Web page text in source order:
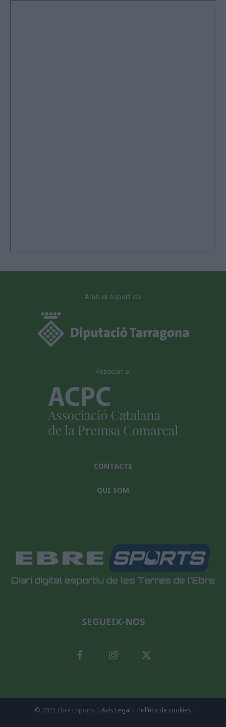
Amb el suport de
Associat a:
CONTACTE
QUI SOM
SEGUEIX-NOS
© 2021 Ebre Esports | Avís Legal | Política de cookies